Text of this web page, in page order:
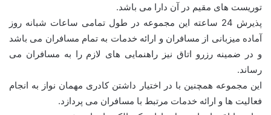
توریست های مقیم در آن دارا می باشد.
پذیرش 24 ساعته این مجموعه در طول تمامی ساعات شبانه روز
آماده میزبانی از مسافران و ارائه خدمات به تمام مسافران می باشد
و در ضمینه رزرو اتاق نیز راهنمایی های لازم را به مسافران می
رساند.
این مجموعه همچنین با در اختیار داشتن کادری مهمان نواز به انجام
فعالیت ها و ارائه خدمات مرتبط با مسافران می پردازد.